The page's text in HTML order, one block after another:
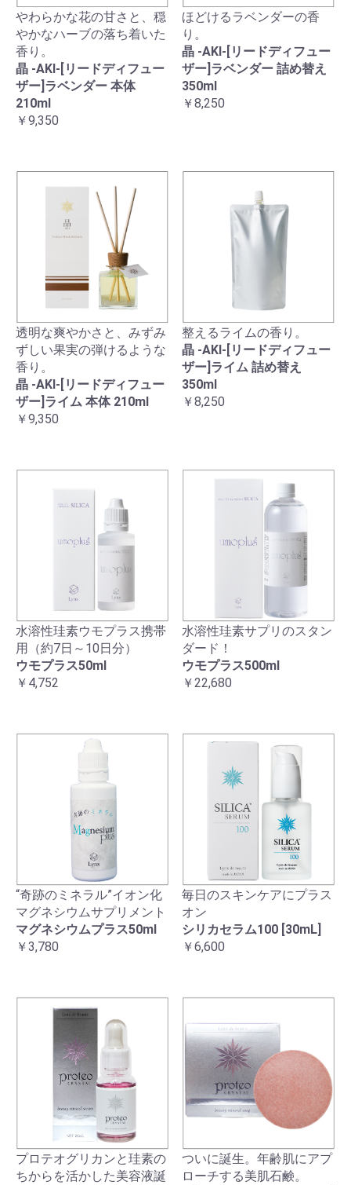
やわらかな花の甘さと、穏
やかなハーブの落ち着いた
香り。
晶 -AKI-[リードディフュー
ザー]ラベンダー 本体
210ml
￥9,350
ほどけるラベンダーの香
り。
晶 -AKI-[リードディフュー
ザー]ラベンダー 詰め替え
350ml
￥8,250
透明な爽やかさと、みずみ
ずしい果実の弾けるような
香り。
晶 -AKI-[リードディフュー
ザー]ライム 本体 210ml
￥9,350
整えるライムの香り。
晶 -AKI-[リードディフュー
ザー]ライム 詰め替え
350ml
￥8,250
水溶性珪素ウモプラス携帯
用（約7日～10日分）
ウモプラス50ml
￥4,752
水溶性珪素サプリのスタン
ダード！
ウモプラス500ml
￥22,680
“奇跡のミネラル”イオン化
マグネシウムサプリメント
マグネシウムプラス50ml
￥3,780
毎日のスキンケアにプラス
オン
シリカセラム100 [30mL]
￥6,600
プロテオグリカンと珪素の
ちからを活かした美容液誕
ついに誕生。年齢肌にアプ
ローチする美肌石鹸。